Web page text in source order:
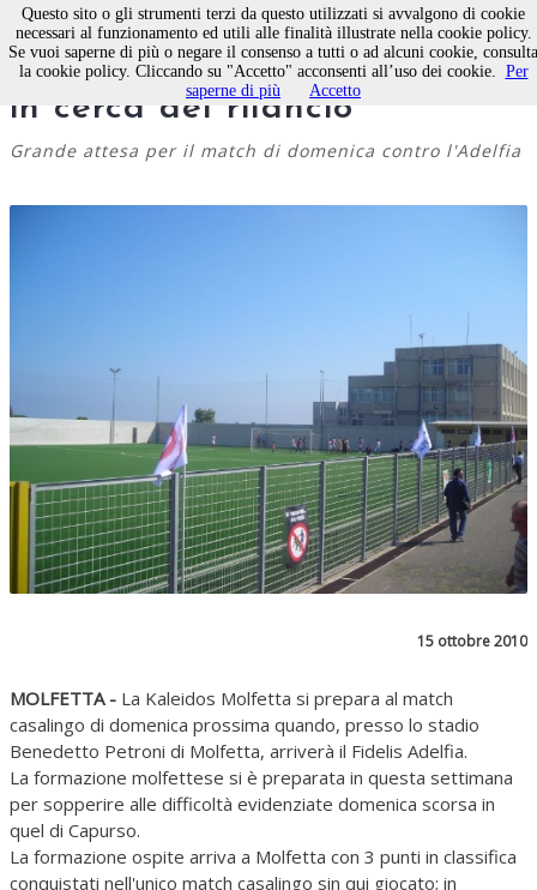
Calcio, Milan Club Molfetta
in cerca del rilancio
Grande attesa per il match di domenica contro l'Adelfia
15 ottobre 2010
MOLFETTA - La Kaleidos Molfetta si prepara al match
casalingo di domenica prossima quando, presso lo stadio
Benedetto Petroni di Molfetta, arriverà il Fidelis Adelfia.
La formazione molfettese si è preparata in questa settimana
per sopperire alle difficoltà evidenziate domenica scorsa in
quel di Capurso.
La formazione ospite arriva a Molfetta con 3 punti in classifica
conquistati nell'unico match casalingo sin qui giocato; in
Questo sito o gli strumenti terzi da questo utilizzati si avvalgono di cookie
necessari al funzionamento ed utili alle finalità illustrate nella cookie policy.
Se vuoi saperne di più o negare il consenso a tutti o ad alcuni cookie, consulta
la cookie policy. Cliccando su "Accetto" acconsenti all’uso dei cookie. Per
saperne di più
Accetto